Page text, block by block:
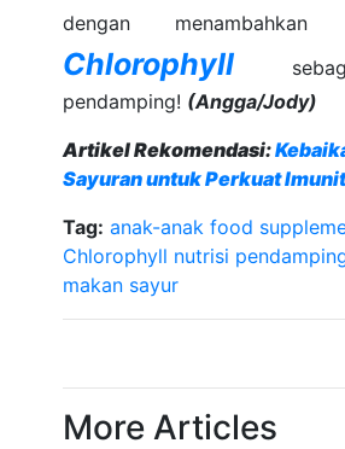
dengan menambahkan
Chlorophyll
pendamping! (Angga/Jody)
Artikel Rekomendasi:
Sayuran untuk Perkuat
Tag: anak-anak food
Chlorophyll nutrisi
makan sayur
More Articles